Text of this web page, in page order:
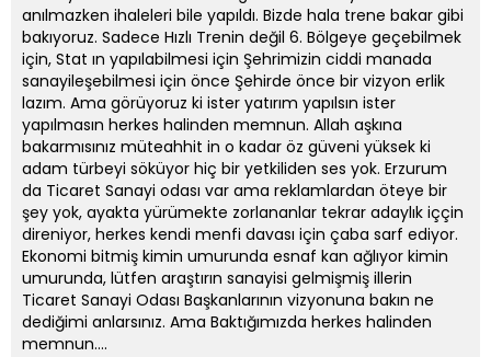
anılmazken ihaleleri bile yapıldı. Bizde hala trene bakar gibi
bakıyoruz. Sadece Hızlı Trenin değil 6. Bölgeye geçebilmek
için, Stat ın yapılabilmesi için Şehrimizin ciddi manada
sanayileşebilmesi için önce Şehirde önce bir vizyon erlik
lazım. Ama görüyoruz ki ister yatırım yapılsın ister
yapılmasın herkes halinden memnun. Allah aşkına
bakarmısınız müteahhit in o kadar öz güveni yüksek ki
adam türbeyi söküyor hiç bir yetkiliden ses yok. Erzurum
da Ticaret Sanayi odası var ama reklamlardan öteye bir
şey yok, ayakta yürümekte zorlananlar tekrar adaylık iççin
direniyor, herkes kendi menfi davası için çaba sarf ediyor.
Ekonomi bitmiş kimin umurunda esnaf kan ağlıyor kimin
umurunda, lütfen araştırın sanayisi gelmişmiş illerin
Ticaret Sanayi Odası Başkanlarının vizyonuna bakın ne
dediğimi anlarsınız. Ama Baktığımızda herkes halinden
memnun....